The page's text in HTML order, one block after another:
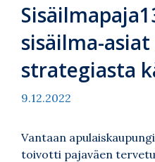
sisäilma-
strategiasta
9.12.2022
Vantaan
toivotti pajaväen